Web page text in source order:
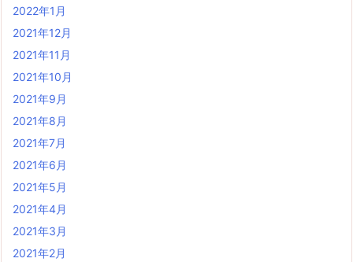
2022年1月
2021年12月
2021年11月
2021年10月
2021年9月
2021年8月
2021年7月
2021年6月
2021年5月
2021年4月
2021年3月
2021年2月